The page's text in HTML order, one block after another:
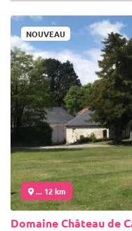
NOUVEAU
... 12 km
Domaine Château de